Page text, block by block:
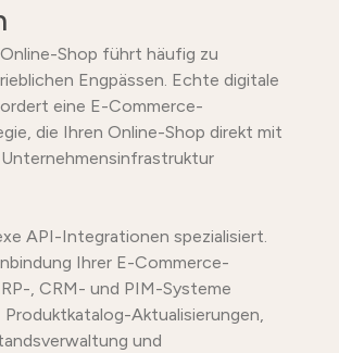
Shop führt häufig zu
Engpässen. Echte digitale
eine E-Commerce-
die Ihren Online-Shop direkt mit
API-Integrationen spezialisiert.
Ihrer E-Commerce-
, CRM- und PIM-Systeme
Aktualisierungen,
und